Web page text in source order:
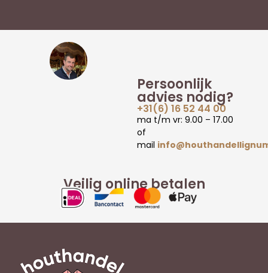
Veilig online betalen
Persoonlijk
advies nodig?
+31(6) 16 52 44 00
ma t/m vr: 9.00 – 17.00
of
mail